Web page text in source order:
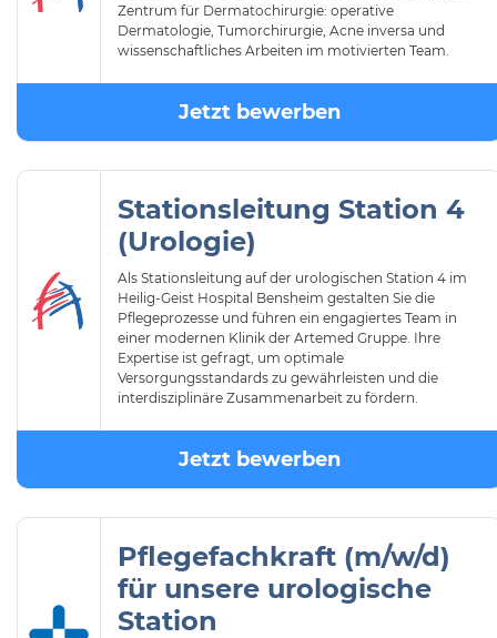
Zentrum für Dermatochirurgie: operative
Dermatologie, Tumorchirurgie, Acne inversa und
wissenschaftliches Arbeiten im motivierten Team.
Jetzt bewerben
Stationsleitung Station 4
(Urologie)
Als Stationsleitung auf der urologischen Station 4 im
Heilig-Geist Hospital Bensheim gestalten Sie die
Pflegeprozesse und führen ein engagiertes Team in
einer modernen Klinik der Artemed Gruppe. Ihre
Expertise ist gefragt, um optimale
Versorgungsstandards zu gewährleisten und die
interdisziplinäre Zusammenarbeit zu fördern.
Jetzt bewerben
Pflegefachkraft (m/w/d)
für unsere urologische
Station